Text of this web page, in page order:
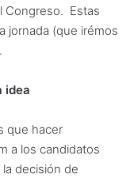
Congreso. Estas
jornada (que irémos
idea
que hacer
a los candidatos
decisión de